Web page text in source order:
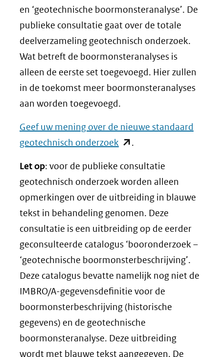
en ‘geotechnische boormonsteranalyse’. De
publieke consultatie gaat over de totale
deelverzameling geotechnisch onderzoek.
Wat betreft de boormonsteranalyses is
alleen de eerste set toegevoegd. Hier zullen
in de toekomst meer boormonsteranalyses
aan worden toegevoegd.
Geef uw mening over de nieuwe standaard
geotechnisch onderzoek (opent
(verwijst
een
.
Let op: voor de publieke consultatie
geotechnisch onderzoek worden alleen
opmerkingen over de uitbreiding in blauwe
tekst in behandeling genomen. Deze
consultatie is een uitbreiding op de eerder
geconsulteerde catalogus ‘booronderzoek –
‘geotechnische boormonsterbeschrijving’.
Deze catalogus bevatte namelijk nog niet de
IMBRO/A-gegevensdefinitie voor de
boormonsterbeschrijving (historische
gegevens) en de geotechnische
boormonsteranalyse. Deze uitbreiding
wordt met blauwe tekst aangegeven. De